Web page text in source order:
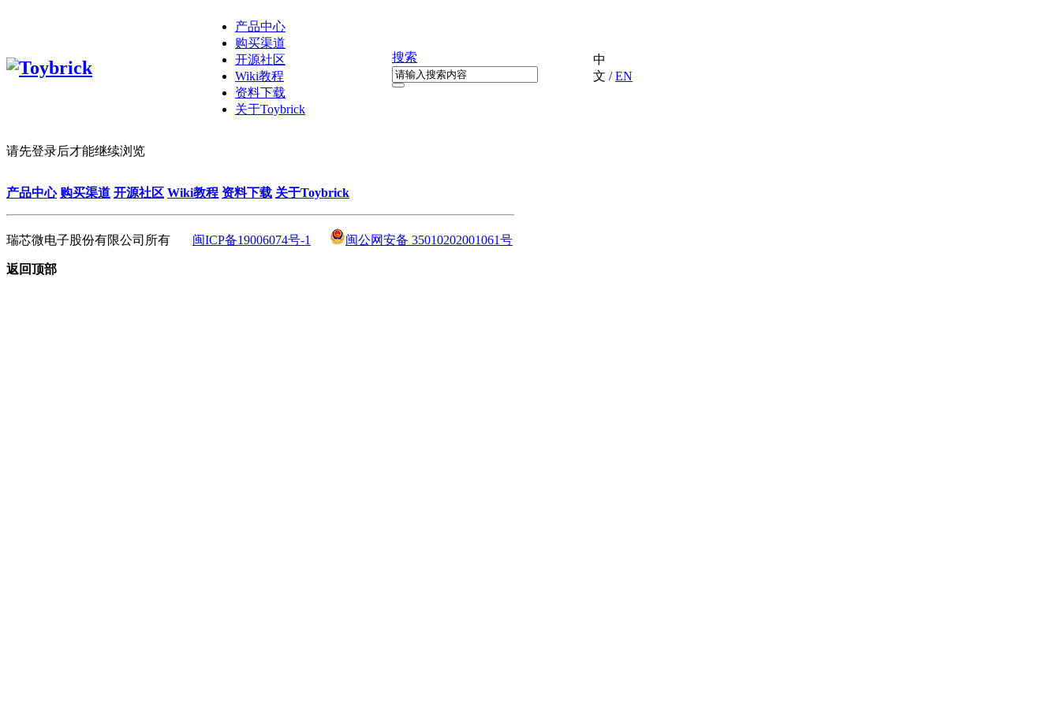
产品中心
购买渠道
开源社区
Wiki教程
资料下载
关于Toybrick
搜索
中
文 /EN
请先登录后才能继续浏览
产品中心 购买渠道 开源社区 Wiki教程 资料下载 关于Toybrick
瑞芯微电子股份有限公司所有 闽ICP备19006074号-1 闽公网安备 35010202001061号
返回顶部